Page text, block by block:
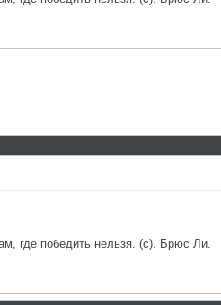
где победить нельзя. (с). Брюс Ли.